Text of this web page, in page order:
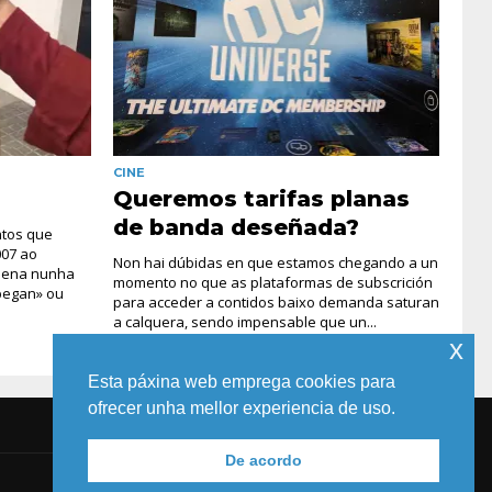
que
ao
nunha
ou
CINE
Queremos tarifas planas
de banda deseñada?
Non hai dúbidas en que estamos chegando a un
momento no que as plataformas de subscrición
para acceder a contidos baixo demanda saturan
a calquera, sendo impensable que un...
Esta páxina web emprega cookies para
ofrecer unha mellor experiencia de uso.
De acordo
x